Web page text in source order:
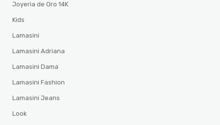
Joyeria de Oro 14K
Kids
Lamasini
Lamasini Adriana
Lamasini Dama
Lamasini Fashion
Lamasini Jeans
Look